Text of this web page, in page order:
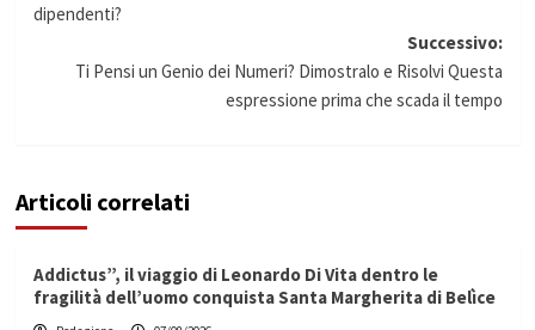
articolo
dipendenti?
Successivo:
Ti Pensi un Genio dei Numeri? Dimostralo e Risolvi Questa
espressione prima che scada il tempo
Articoli correlati
Addictus”, il viaggio di Leonardo Di Vita dentro le
fragilità dell’uomo conquista Santa Margherita di Belìce